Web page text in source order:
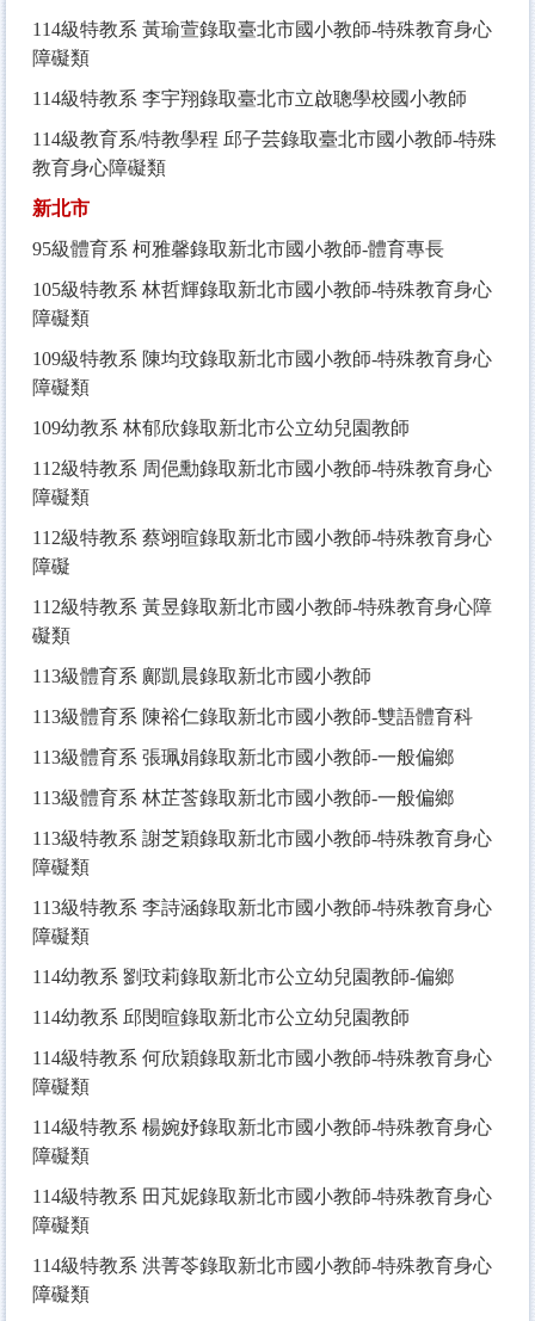
114級特教系 黃瑜萱錄取臺北市國小教師-特殊教育身心
障礙類
114級特教系 李宇翔錄取臺北市立啟聰學校國小教師
114級教育系/特教學程 邱子芸錄取臺北市國小教師-特殊
教育身心障礙類
新北市
95級體育系 柯雅馨錄取新北市國小教師-體育專長
105級特教系 林哲輝錄取新北市國小教師-特殊教育身心
障礙類
109級特教系 陳均玟錄取新北市國小教師-特殊教育身心
障礙類
109幼教系 林郁欣錄取新北市公立幼兒園教師
112級特教系 周俋勳錄取新北市國小教師-特殊教育身心
障礙類
112級特教系 蔡翊暄錄取新北市國小教師-特殊教育身心
障礙
112級特教系 黃昱錄取新北市國小教師-特殊教育身心障
礙類
113級體育系 鄺凱晨錄取新北市國小教師
113級體育系 陳裕仁錄取新北市國小教師-雙語體育科
113級體育系 張珮娟錄取新北市國小教師-一般偏鄉
113級體育系 林芷莟錄取新北市國小教師-一般偏鄉
113級特教系 謝芝穎錄取新北市國小教師-特殊教育身心
障礙類
113級特教系 李詩涵錄取新北市國小教師-特殊教育身心
障礙類
114幼教系 劉玟莉錄取新北市公立幼兒園教師-偏鄉
114幼教系 邱閔暄錄取新北市公立幼兒園教師
114級特教系 何欣穎錄取新北市國小教師-特殊教育身心
障礙類
114級特教系 楊婉妤錄取新北市國小教師-特殊教育身心
障礙類
114級特教系 田芃妮錄取新北市國小教師-特殊教育身心
障礙類
114級特教系 洪菁苓錄取新北市國小教師-特殊教育身心
障礙類